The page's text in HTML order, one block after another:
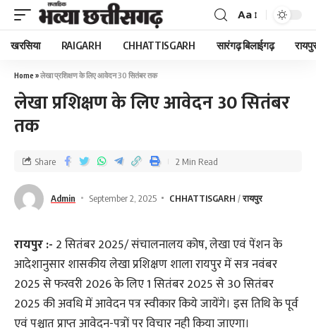
Aa
खरसिया RAIGARH CHHATTISGARH सारंगढ़ बिलाईगढ़
Home »लेखा प्रशिक्षण के लिए आवेदन 30 सितंबर तक
लेखा प्रशिक्षण के लिए आवेदन 30 सितंबर
तक
Admin September 2, 2025 CHHATTISGARH रायपुर
Share 2 Min Read
रायपुर :- 2 सितंबर 2025/ संचालनालय कोष, लेखा एवं पेंशन के
आदेशानुसार शासकीय लेखा प्रशिक्षण शाला रायपुर में सत्र नवंबर
2025 से फरवरी 2026 के लिए 1 सितंबर 2025 से 30 सितंबर
2025 की अवधि में आवेदन पत्र स्वीकार किये जायेंगे। इस तिथि के पूर्व
एवं पश्चात प्राप्त आवेदन-पत्रों पर विचार नही किया जाएगा।